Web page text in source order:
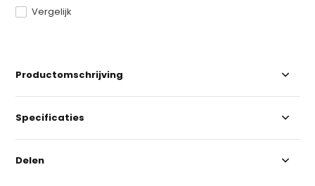
Vergelijk
Productomschrijving
Specificaties
Delen